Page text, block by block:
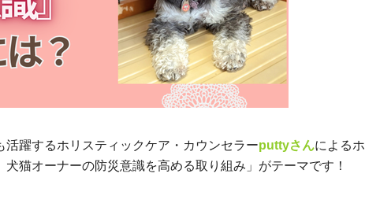
躍するホリスティックケア・カウンセラーputtyさんによるホ
猫オーナーの防災意識を高める取り組み」がテーマです！